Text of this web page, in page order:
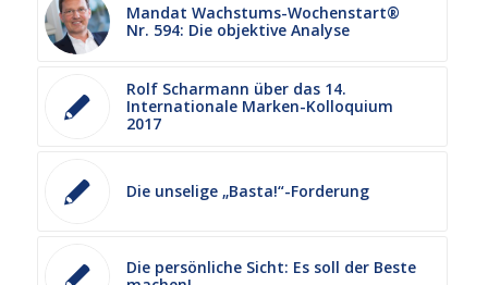
Mandat Wachstums-Wochenstart®
Nr. 594: Die objektive Analyse
Rolf Scharmann über das 14.
Internationale Marken-Kolloquium
2017
Die unselige „Basta!“-Forderung
Die persönliche Sicht: Es soll der Beste